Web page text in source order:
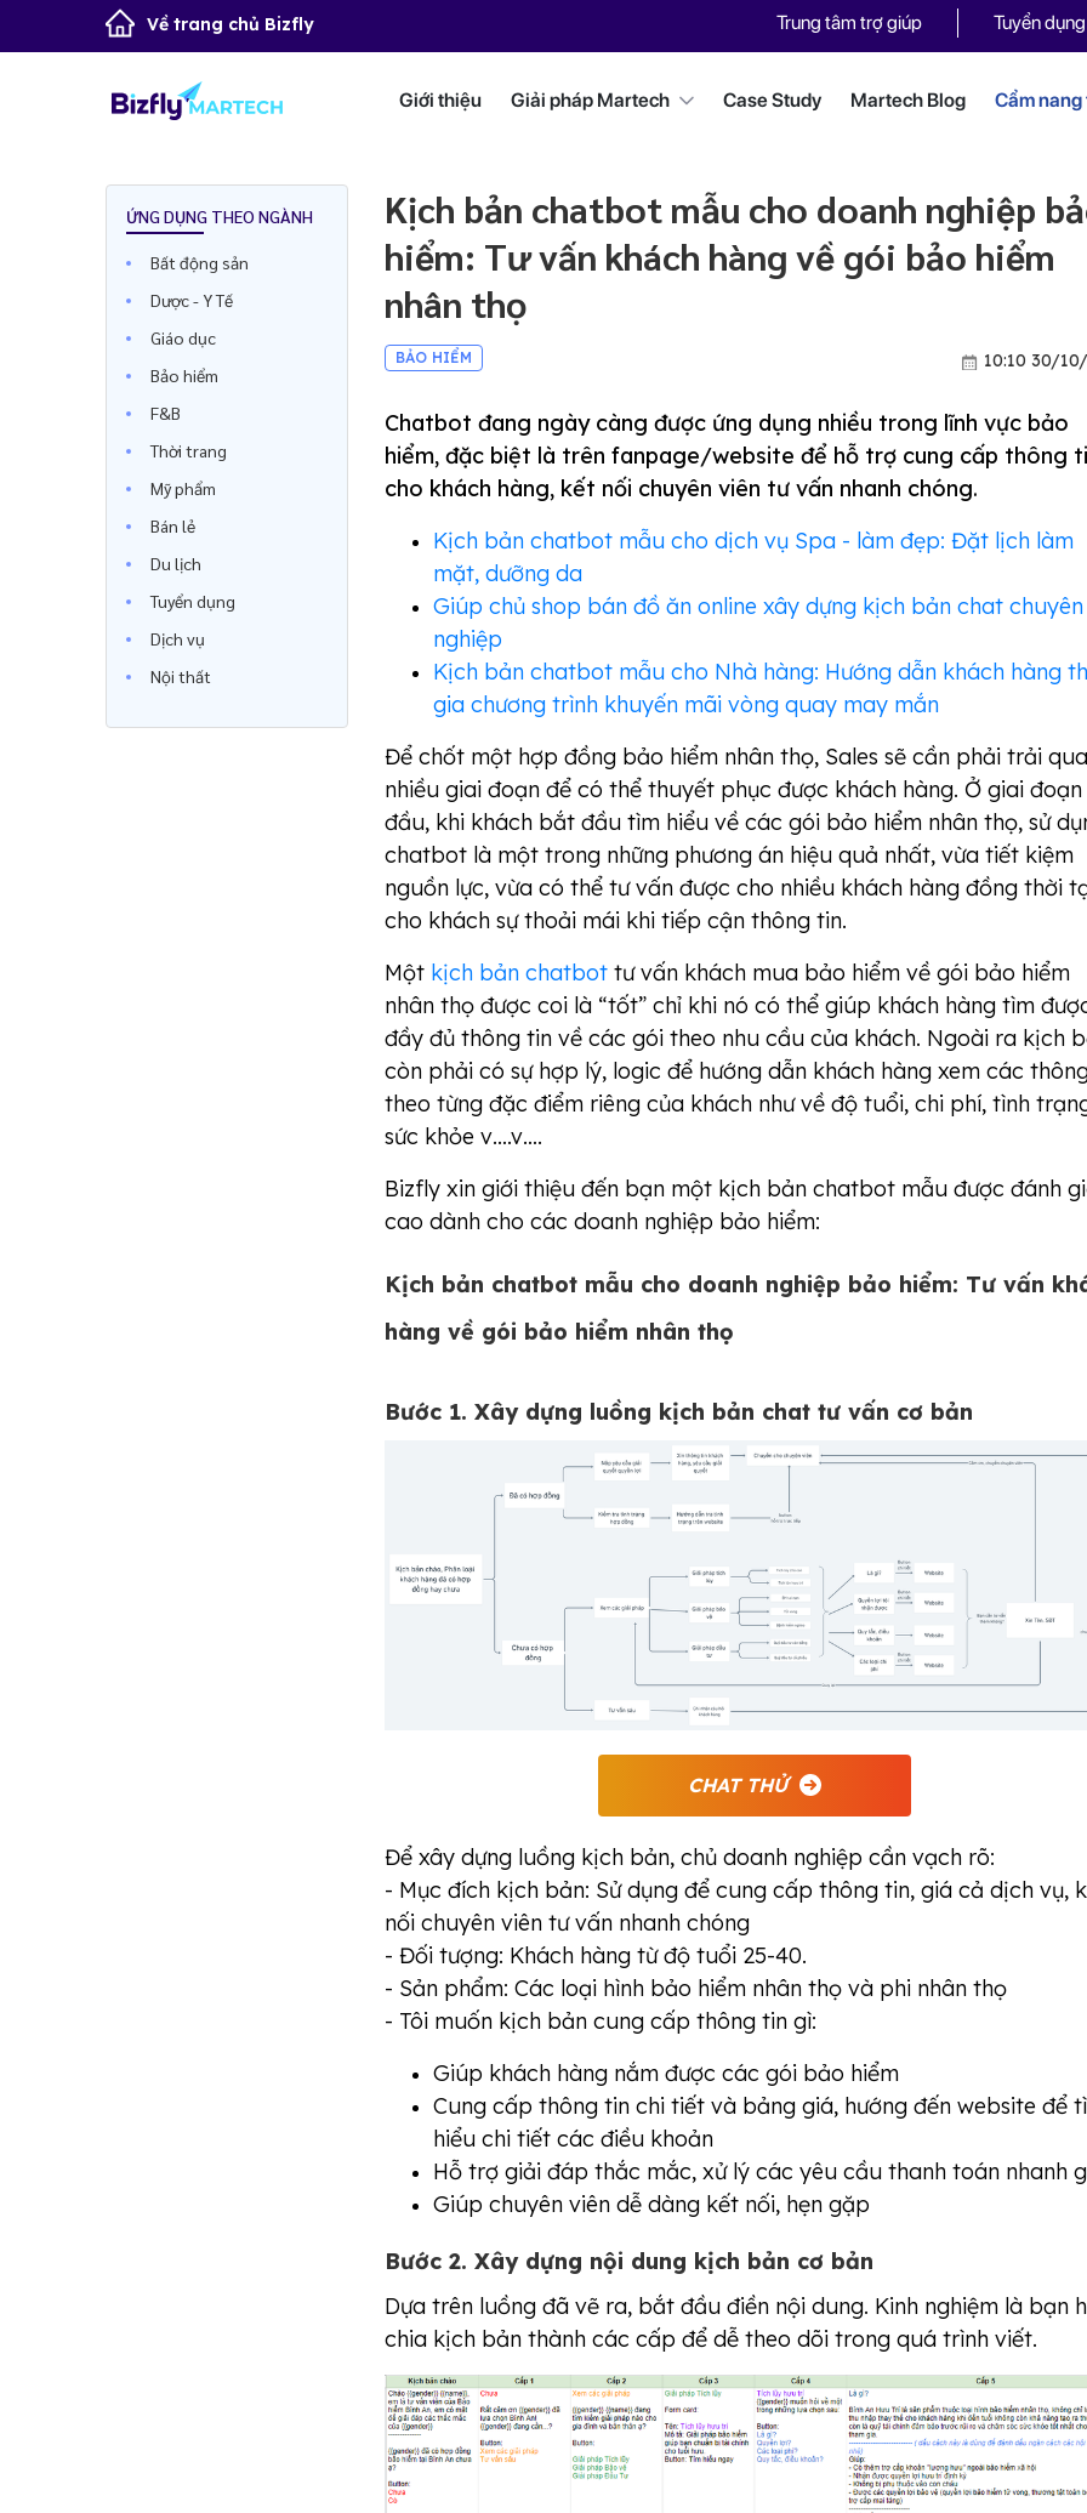
Về trang chủ Bizfly Trung tâm trợ giúp Tuyển dụng
Giới thiệu Giải pháp Martech Case Study Martech Blog Cẩm
ỨNG DỤNG THEO NGÀNH
Bất động sản
Dược - Y Tế
Giáo dục
Bảo hiểm
F&B
Thời trang
Mỹ phẩm
Bán lẻ
Du lịch
Tuyển dụng
Dịch vụ
Nội thất
Kịch bản chatbot mẫu cho doanh nghiệp
hiểm: Tư vấn khách hàng về gói bảo hiểm
nhân thọ
BẢO HIỂM 10:10 30/
Chatbot đang ngày càng được ứng dụng nhiều trong lĩnh vực bảo
hiểm, đặc biệt là trên fanpage/website để hỗ trợ cung cấp thông
cho khách hàng, kết nối chuyên viên tư vấn nhanh chóng.
Kịch bản chatbot mẫu cho dịch vụ Spa - làm đẹp: Đặt lịch làm
mặt, dưỡng da
Giúp chủ shop bán đồ ăn online xây dựng kịch bản chat chuyên
nghiệp
Kịch bản chatbot mẫu cho Nhà hàng: Hướng dẫn khách hàng
gia chương trình khuyến mãi vòng quay may mắn
Để chốt một hợp đồng bảo hiểm nhân thọ, Sales sẽ cần phải trải qua
nhiều giai đoạn để có thể thuyết phục được khách hàng. Ở giai đoạn
đầu, khi khách bắt đầu tìm hiểu về các gói bảo hiểm nhân thọ, sử
chatbot là một trong những phương án hiệu quả nhất, vừa tiết kiệm
nguồn lực, vừa có thể tư vấn được cho nhiều khách hàng đồng thời
cho khách sự thoải mái khi tiếp cận thông tin.
Một kịch bản chatbot tư vấn khách mua bảo hiểm về gói bảo hiểm
nhân thọ được coi là “tốt” chỉ khi nó có thể giúp khách hàng tìm
đầy đủ thông tin về các gói theo nhu cầu của khách. Ngoài ra kịch
còn phải có sự hợp lý, logic để hướng dẫn khách hàng xem các
theo từng đặc điểm riêng của khách như về độ tuổi, chi phí, tình
sức khỏe v….v….
Bizfly xin giới thiệu đến bạn một kịch bản chatbot mẫu được đánh
cao dành cho các doanh nghiệp bảo hiểm:
Kịch bản chatbot mẫu cho doanh nghiệp bảo hiểm: Tư vấn
hàng về gói bảo hiểm nhân thọ
Bước 1. Xây dựng luồng kịch bản chat tư vấn cơ bản
CHAT THỬ
Để xây dựng luồng kịch bản, chủ doanh nghiệp cần vạch rõ:
- Mục đích kịch bản: Sử dụng để cung cấp thông tin, giá cả dịch vụ,
nối chuyên viên tư vấn nhanh chóng
- Đối tượng: Khách hàng từ độ tuổi 25-40.
- Sản phẩm: Các loại hình bảo hiểm nhân thọ và phi nhân thọ
- Tôi muốn kịch bản cung cấp thông tin gì:
Giúp khách hàng nắm được các gói bảo hiểm
Cung cấp thông tin chi tiết và bảng giá, hướng đến website để
hiểu chi tiết các điều khoản
Hỗ trợ giải đáp thắc mắc, xử lý các yêu cầu thanh toán nhanh
Giúp chuyên viên dễ dàng kết nối, hẹn gặp
Bước 2. Xây dựng nội dung kịch bản cơ bản
Dựa trên luồng đã vẽ ra, bắt đầu điền nội dung. Kinh nghiệm là bạn
chia kịch bản thành các cấp để dễ theo dõi trong quá trình viết.